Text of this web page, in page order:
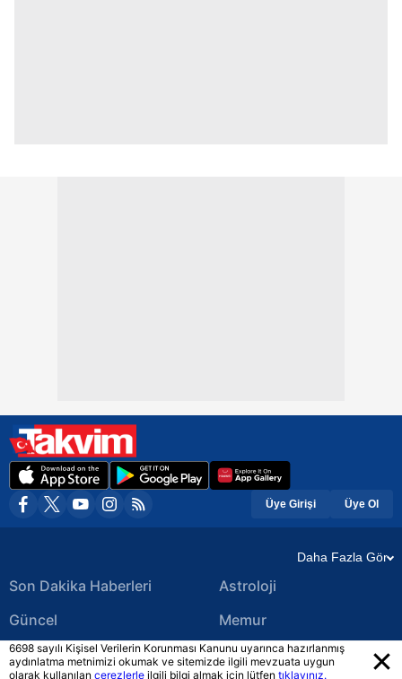
Üye Girişi Üye Ol
Daha Fazla Gör
Son Dakika Haberleri
Güncel
Ekonomi Haberleri
Astroloji
Memur
Yerel Haberler
6698 sayılı Kişisel Verilerin Korunması Kanunu uyarınca hazırlanmış
aydınlatma metnimizi okumak ve sitemizde ilgili mevzuata uygun
olarak kullanılan çerezlerle ilgili bilgi almak için lütfen tıklayınız.